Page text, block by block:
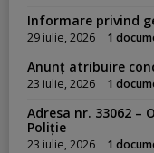
Informare privind
29 iulie, 2026 1
Anunț atribuire
23 iulie, 2026 1
Adresa nr. 33062 –
Poliție
23 iulie, 2026 1